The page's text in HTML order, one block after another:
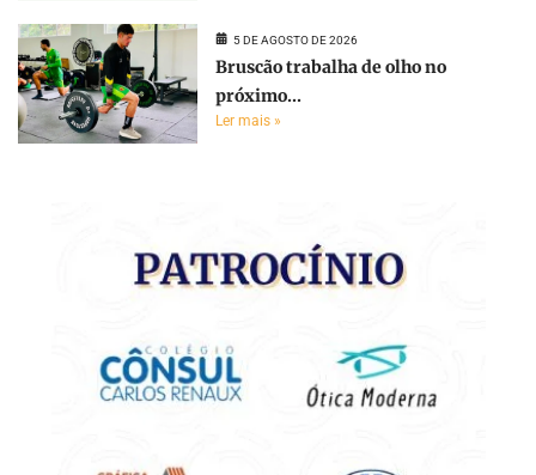
5 DE AGOSTO DE 2026
Bruscão trabalha de olho no
próximo...
Ler mais »